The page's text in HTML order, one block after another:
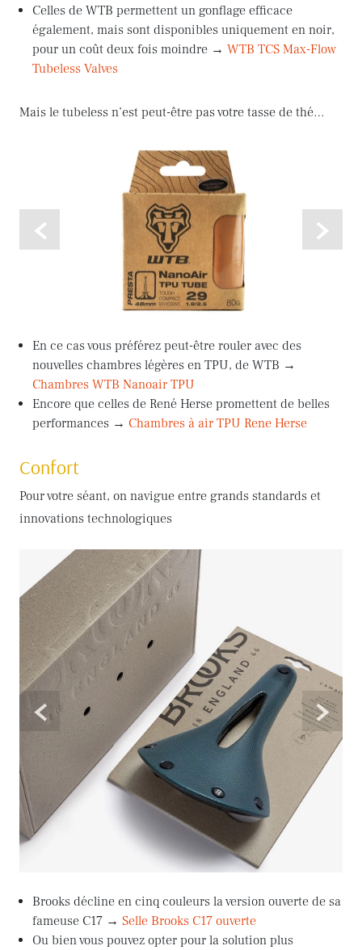
Celles de WTB permettent un gonflage efficace
également, mais sont disponibles uniquement en noir,
pour un coût deux fois moindre → WTB TCS Max-Flow
Tubeless Valves
Mais le tubeless n’est peut-être pas votre tasse de thé…
< >
En ce cas vous préférez peut-être rouler avec des
nouvelles chambres légères en TPU, de WTB →
Chambres WTB Nanoair TPU
Encore que celles de René Herse promettent de belles
performances → Chambres à air TPU Rene Herse
Confort
Pour votre séant, on navigue entre grands standards et
innovations technologiques
< >
Brooks décline en cinq couleurs la version ouverte de sa
fameuse C17 → Selle Brooks C17 ouverte
Ou bien vous pouvez opter pour la solution plus